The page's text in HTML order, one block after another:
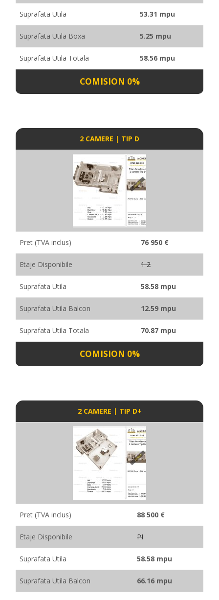
Suprafata Utila 53.31 mpu
Suprafata Utila Boxa 5.25 mpu
Suprafata Utila Totala 58.56 mpu
COMISION 0%
2 CAMERE | TIP D
Pret (TVA inclus) 76 950 €
Etaje Disponibile 1 2
Suprafata Utila 58.58 mpu
Suprafata Utila Balcon 12.59 mpu
Suprafata Utila Totala 70.87 mpu
COMISION 0%
2 CAMERE | TIP D+
Pret (TVA inclus) 88 500 €
Etaje Disponibile PI
Suprafata Utila 58.58 mpu
Suprafata Utila Balcon 66.16 mpu